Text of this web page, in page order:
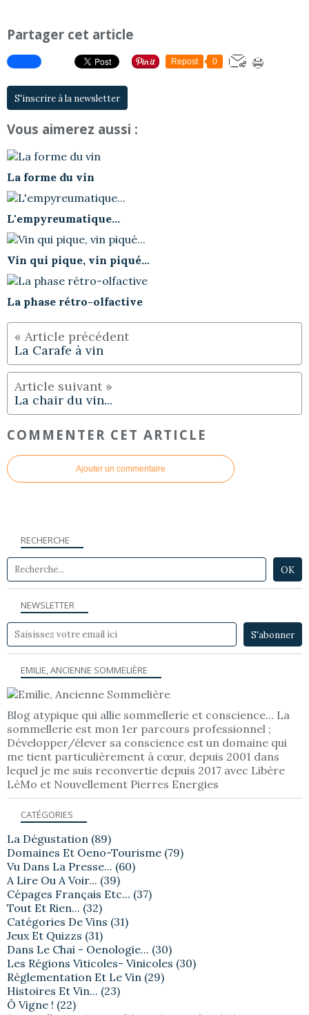
Partager cet article
Repost 0
S'inscrire à la newsletter
Vous aimerez aussi :
La forme du vin
L'empyreumatique...
Vin qui pique, vin piqué...
La phase rétro-olfactive
La Carafe à vin
La chair du vin...
COMMENTER CET ARTICLE
Ajouter un commentaire
NEWSLETTER
RECHERCHE
EMILIE, ANCIENNE SOMMELIÈRE
Blog atypique qui allie sommellerie et conscience... La
sommellerie est mon 1er parcours professionnel ;
Développer/élever sa conscience est un domaine qui
me tient particulièrement à cœur, depuis 2001 dans
lequel je me suis reconvertie depuis 2017 avec Libère
LèMo et Nouvellement Pierres Energies
CATÉGORIES
La Dégustation (89)
Domaines Et Oeno-Tourisme (79)
Vu Dans La Presse... (60)
A Lire Ou A Voir... (39)
Cépages Français Etc... (37)
Tout Et Rien... (32)
Catégories De Vins (31)
Jeux Et Quizzs (31)
Dans Le Chai - Oenologie... (30)
Les Régions Viticoles- Vinicoles (30)
Règlementation Et Le Vin (29)
Histoires Et Vin... (23)
Ô Vigne ! (22)